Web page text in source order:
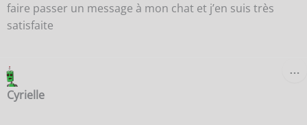
faire passer un message à mon chat et j’en suis très
satisfaite
Cyrielle
…